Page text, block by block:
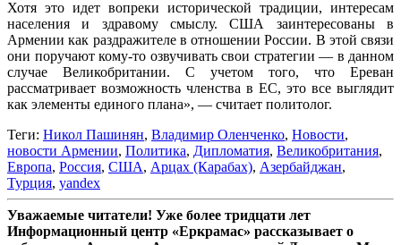
Хотя это идет вопреки исторической традиции, интересам
населения и здравому смыслу. США заинтересованы в
Армении как раздражителе в отношении России. В этой связи
они поручают кому-то озвучивать свои стратегии — в данном
случае Великобритании. С учетом того, что Ереван
рассматривает возможность членства в ЕС, это все выглядит
как элементы единого плана», — считает политолог.
Теги: Никол Пашинян, Владимир Оленченко, Новости,
новости Армении, Политика, Дипломатия, Великобритания,
Европа, Россия, США, Арцах (Карабах), Азербайджан,
Турция, yandex
Уважаемые читатели! Уже более тридцати лет
Информационный центр «Еркрамас» рассказывает о